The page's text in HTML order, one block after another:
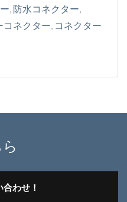
防水コネクター
コネクター コネクター
わせ！